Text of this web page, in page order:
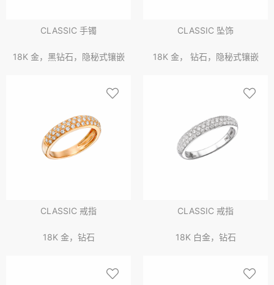
CLASSIC 手镯
18K 金，黑钻石，隐秘式镶嵌
CLASSIC 坠饰
18K 金， 钻石，隐秘式镶嵌
CLASSIC 戒指
18K 金，钻石
CLASSIC 戒指
18K 白金，钻石